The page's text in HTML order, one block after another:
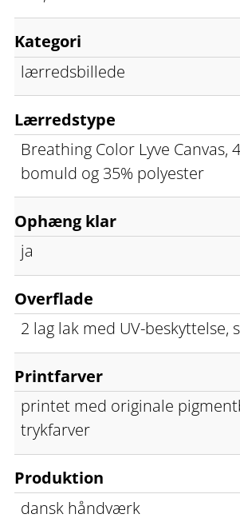
Kategori
lærredsbillede
Lærredstype
Breathing Color Lyve Canvas,
bomuld og 35% polyester
Ophæng klar
ja
Overflade
2 lag lak med UV-beskyttelse,
Printfarver
printet med originale
trykfarver
Produktion
dansk håndværk